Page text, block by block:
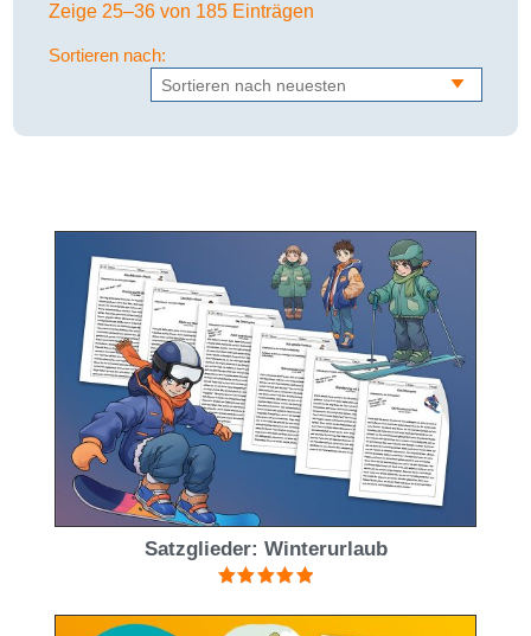
Zeige 25–36 von 185 Einträgen
Sortieren nach:
Satzglieder: Winterurlaub
5.00von 5